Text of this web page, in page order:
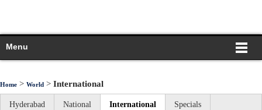
Menu
Home > World > International
Hyderabad National International Specials